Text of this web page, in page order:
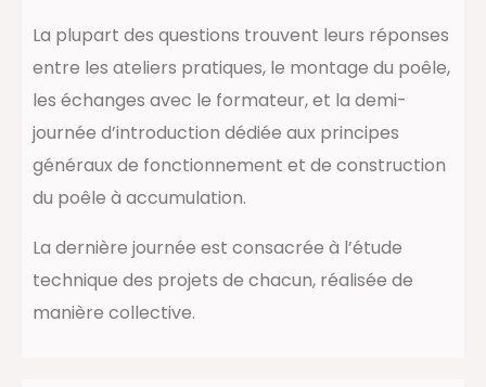
La plupart des questions trouvent leurs réponses
entre les ateliers pratiques, le montage du poêle,
les échanges avec le formateur, et la demi-
journée d’introduction dédiée aux principes
généraux de fonctionnement et de construction
du poêle à accumulation.
La dernière journée est consacrée à l’étude
technique des projets de chacun, réalisée de
manière collective.